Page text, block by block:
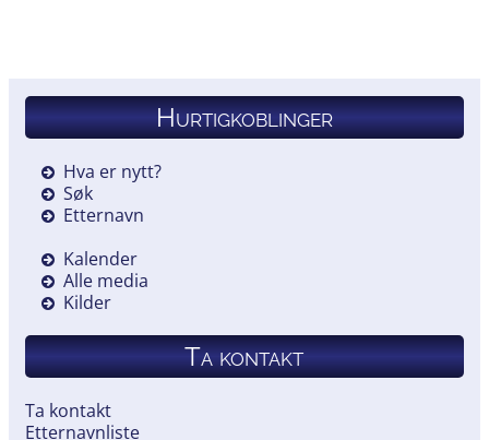
Hurtigkoblinger
Hva er nytt?
Søk
Etternavn
Kalender
Alle media
Kilder
Ta kontakt
Ta kontakt
Etternavnliste